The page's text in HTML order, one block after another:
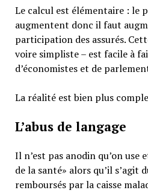
Le calcul est élémentaire : le
augmentent donc il faut
participation des assurés.
voire simpliste – est facile à
d’économistes et de
La réalité est bien plus
L’abus de langage
Il n’est pas anodin qu’on use
de la santé» alors qu’il s’agit
remboursés par la caisse